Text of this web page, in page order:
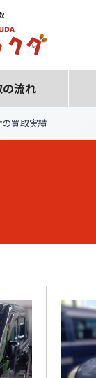
の流れ
の買取実績